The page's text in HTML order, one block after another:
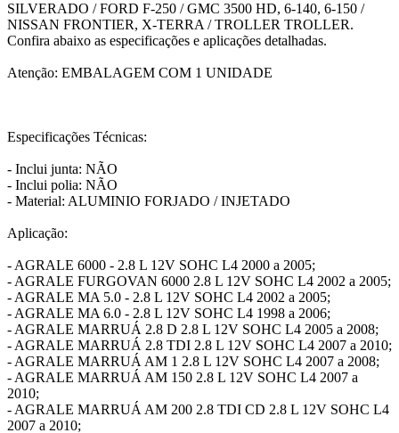
SILVERADO / FORD F-250 / GMC 3500 HD, 6-140, 6-150 /
NISSAN FRONTIER, X-TERRA / TROLLER TROLLER.
Confira abaixo as especificações e aplicações detalhadas.
Atenção: EMBALAGEM COM 1 UNIDADE
Especificações Técnicas:
- Inclui junta: NÃO
- Inclui polia: NÃO
- Material: ALUMINIO FORJADO / INJETADO
Aplicação:
- AGRALE 6000 - 2.8 L 12V SOHC L4 2000 a 2005;
- AGRALE FURGOVAN 6000 2.8 L 12V SOHC L4 2002 a 2005;
- AGRALE MA 5.0 - 2.8 L 12V SOHC L4 2002 a 2005;
- AGRALE MA 6.0 - 2.8 L 12V SOHC L4 1998 a 2006;
- AGRALE MARRUÁ 2.8 D 2.8 L 12V SOHC L4 2005 a 2008;
- AGRALE MARRUÁ 2.8 TDI 2.8 L 12V SOHC L4 2007 a 2010;
- AGRALE MARRUÁ AM 1 2.8 L 12V SOHC L4 2007 a 2008;
- AGRALE MARRUÁ AM 150 2.8 L 12V SOHC L4 2007 a
2010;
- AGRALE MARRUÁ AM 200 2.8 TDI CD 2.8 L 12V SOHC L4
2007 a 2010;